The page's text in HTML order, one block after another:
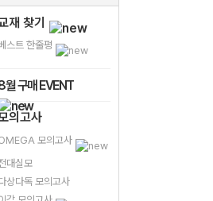
재 찾기
스트 한줄평
월 구매 EVENT
의고사
모의고사
대실모
상다독 모의고사